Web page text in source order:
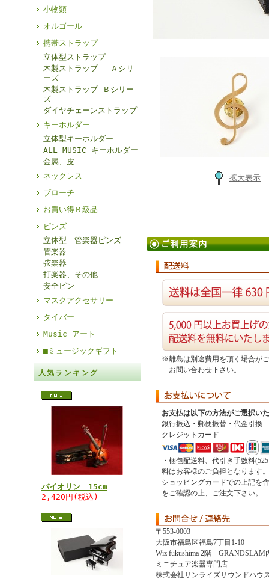
小物類
オルゴール
携帯ストラップ
立体型ストラップ
木製ストラップ Ａシリ
ーズ
木製ストラップ Ｂシリー
ズ
ダイヤチェーンストラップ
キーホルダー
立体型キーホルダー
ALL MUSIC キーホルダー
金属、皮
ネックレス
ブローチ
お買い得Ｂ級品
ピンズ
立体型 管楽器ピンズ
管楽器
弦楽器
打楽器、その他
安全ピン
マスクアクセサリー
タイバー
Music アート
■ミュージックギフト
人気ランキング
バイオリン 15cm
2,420円(税込)
拡大表示
※離島は別途費用を頂く場合が
お問い合わせ下さい。
お支払は以下の方法がご選択い
銀行振込・郵便振替・代金引換
クレジットカード
・梱包配送料、代引き手数料
料はお客様のご負担となります。
ショッピングカードでの上記を
をご確認の上、ご注文下さい。
〒553-0003
大阪市福島区福島7丁目1-10
Wiz fukushima 2階 GRANDSLAM
ミニチュア楽器専門店
株式会社サンライズサウンドハウ